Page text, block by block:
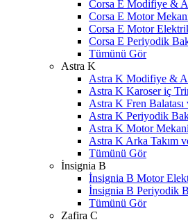
Corsa E Modifiye &
Corsa E Motor
Corsa E Motor
Corsa E Periyodik
Tümünü Gör
Astra K
Astra K Modifiye &
Astra K Karoser iç
Astra K Fren
Astra K Periyodik
Astra K Motor
Astra K Arka Takım
Tümünü Gör
İnsignia B
İnsignia B Motor
İnsignia B Periyodik
Tümünü Gör
Zafira C